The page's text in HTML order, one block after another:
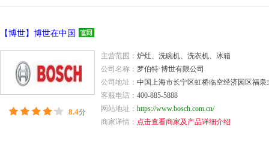
【博世】博世在中国
8.4分
主营范围：炉灶、洗碗机、洗衣机、冰箱
公司名称： 罗伯特·博世有限公司
公司地址：中国上海市长宁区虹桥临空经济园区福泉
客服电话：400-885-5888
网站地址：https://www.bosch.com.cn/
商家详情： 点击查看商家及产品详细介绍